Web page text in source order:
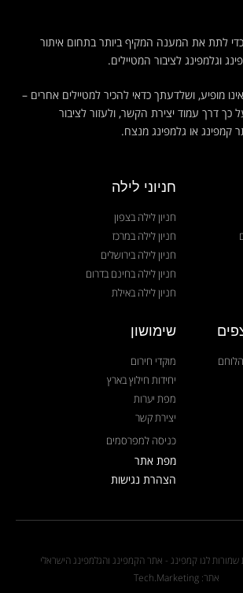
לתת את המענה המקיף ביותר בתחום איתור
וגלמפינג לציבור המטיילים.
מופיע, ושלדעתך כדאי להכיר למטיילים אחרים –
דרך עמוד יצירת הקשר, ולעזור לציבור
קמפינג או גלמפינג מנצח.
חניוני לילה
חניון לילה בצפון
חניון לילה במרכז
חניון לילה בירושלים
חניון לילה בחינם בדרום
חניון לילה באילת
שימושון
מוקדי חירום
יחידות חילוץ בארץ
מפת יערות
יצירת קשר
כניסה למפרסמים
מפת אתר
הצהרת נגישות
אתר: Tech.Marketing